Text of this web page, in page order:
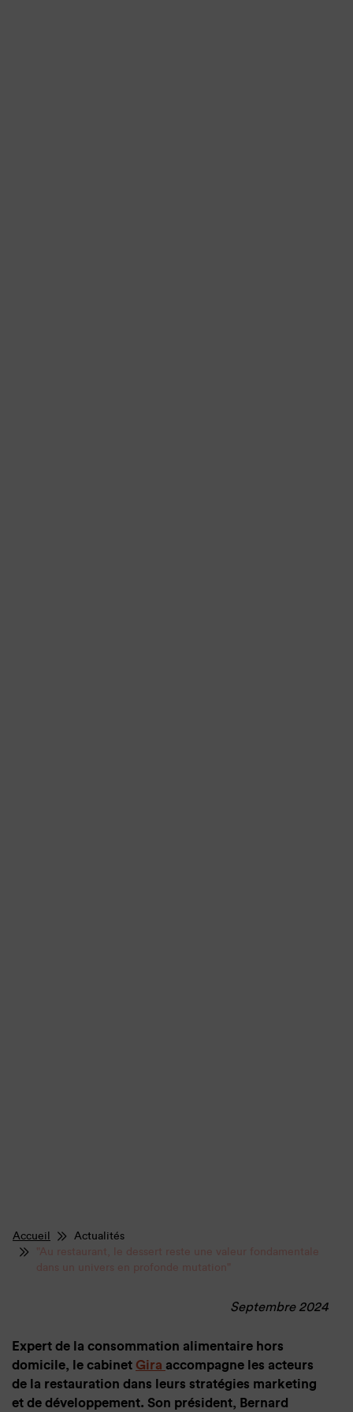
Accueil
Actualités
"Au restaurant, le dessert reste une valeur fondamentale
dans un univers en profonde mutation"
Septembre 2024
Expert de la consommation alimentaire hors
domicile, le cabinet Gira accompagne les acteurs
de la restauration dans leurs stratégies marketing
et de développement. Son président, Bernard